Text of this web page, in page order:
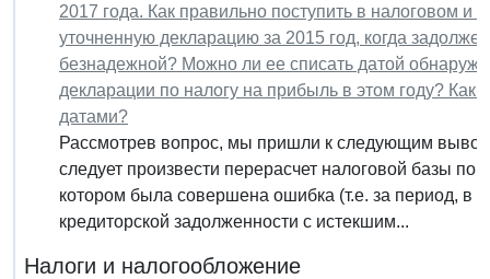
2017 года. Как правильно поступить в налоговом и
уточненную декларацию за 2015 год, когда
безнадежной? Можно ли ее списать датой
декларации по налогу на прибыль в этом году?
датами?
Рассмотрев вопрос, мы пришли к следующим
следует произвести перерасчет налоговой базы
котором была совершена ошибка (т.е. за период, в
кредиторской задолженности с истекшим...
Налоги и налогообложение